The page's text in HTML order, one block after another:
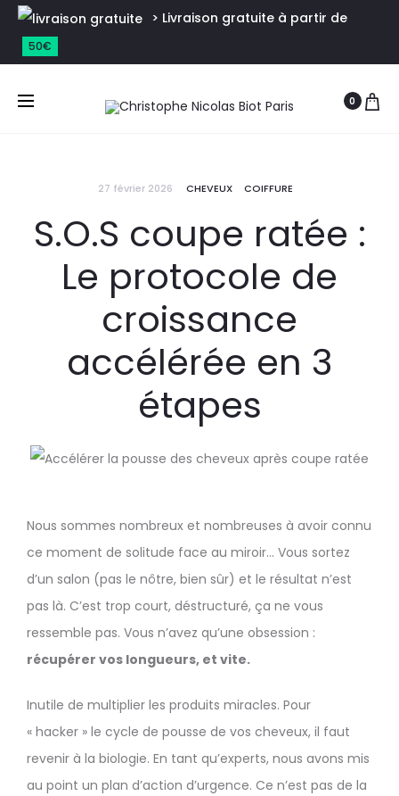
> Livraison gratuite à partir de
50€
0
27 février 2026 CHEVEUX COIFFURE
S.O.S coupe ratée :
Le protocole de
croissance
accélérée en 3
étapes
Nous sommes nombreux et nombreuses à avoir connu
ce moment de solitude face au miroir… Vous sortez
d’un salon (pas le nôtre, bien sûr) et le résultat n’est
pas là. C’est trop court, déstructuré, ça ne vous
ressemble pas. Vous n’avez qu’une obsession :
récupérer vos longueurs, et vite.
Inutile de multiplier les produits miracles. Pour
« hacker » le cycle de pousse de vos cheveux, il faut
revenir à la biologie. En tant qu’experts, nous avons mis
au point un plan d’action d’urgence. Ce n’est pas de la